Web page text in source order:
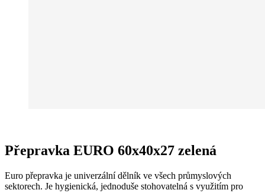
Přepravka EURO 60x40x27 zelená
Euro přepravka je univerzální dělník ve všech průmyslových
sektorech. Je hygienická, jednoduše stohovatelná s využitím pro